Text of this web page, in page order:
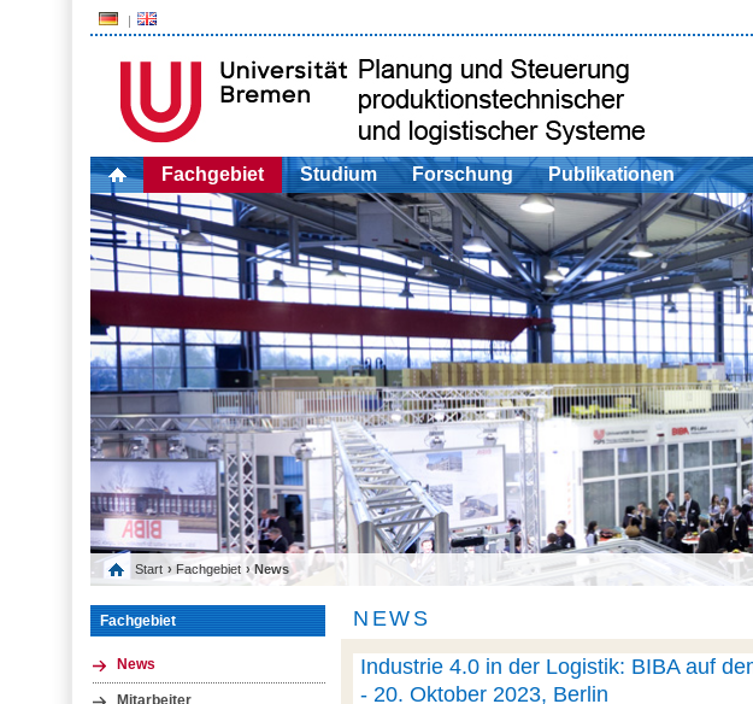
Fachgebiet Studium Forschung Publikationen
Start › Fachgebiet › News
Fachgebiet
News
Mitarbeiter
NEWS
Industrie 4.0 in der Logistik: BIBA auf
- 20. Oktober 2023, Berlin